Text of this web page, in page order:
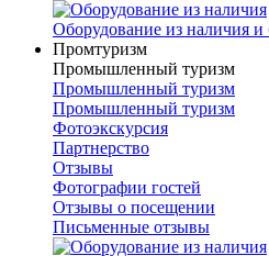
Оборудование из наличия и
Промтуризм
Промышленный туризм
Промышленный туризм
Промышленный туризм
Фотоэкскурсия
Партнерство
Отзывы
Фотографии гостей
Отзывы о посещении
Письменные отзывы